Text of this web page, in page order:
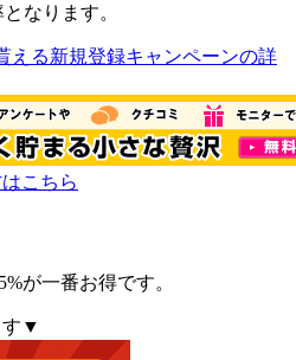
なります。
える新規登録キャンペーンの詳
こちら
が一番お得です。
す▼